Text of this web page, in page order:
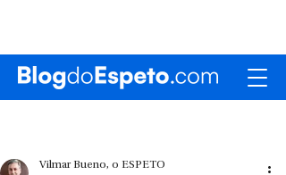
Vilmar Bueno, o ESPETO